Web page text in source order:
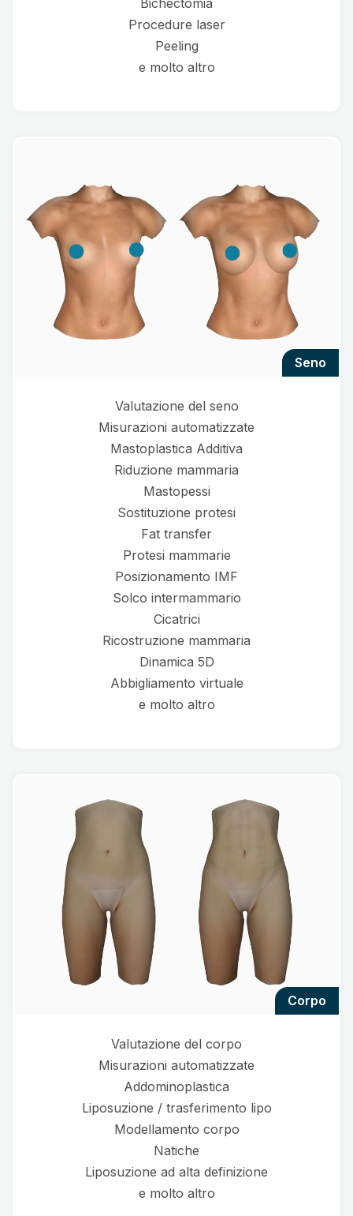
Procedure laser
Peeling
e molto altro
seno
Valutazione del seno
Misurazioni automatizzate
Mastoplastica Additiva
Riduzione mammaria
Mastopessi
Sostituzione protesi
Fat transfer
Protesi mammarie
Posizionamento IMF
Solco intermammario
Cicatrici
Ricostruzione mammaria
Dinamica 5D
Abbigliamento virtuale
e molto altro
corpo
Valutazione del corpo
Misurazioni automatizzate
Addominoplastica
Liposuzione / trasferimento lipo
Modellamento corpo
Natiche
Liposuzione ad alta definizione
e molto altro